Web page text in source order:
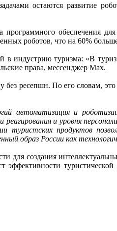
остаются развитие
программного обеспечения
роботов, что на 60%
в индустрию туризма: «В
права, мессенджер Max.
без ресепшн. По его словам,
автоматизация и
и уровня
продуктов
образ России как
для создания